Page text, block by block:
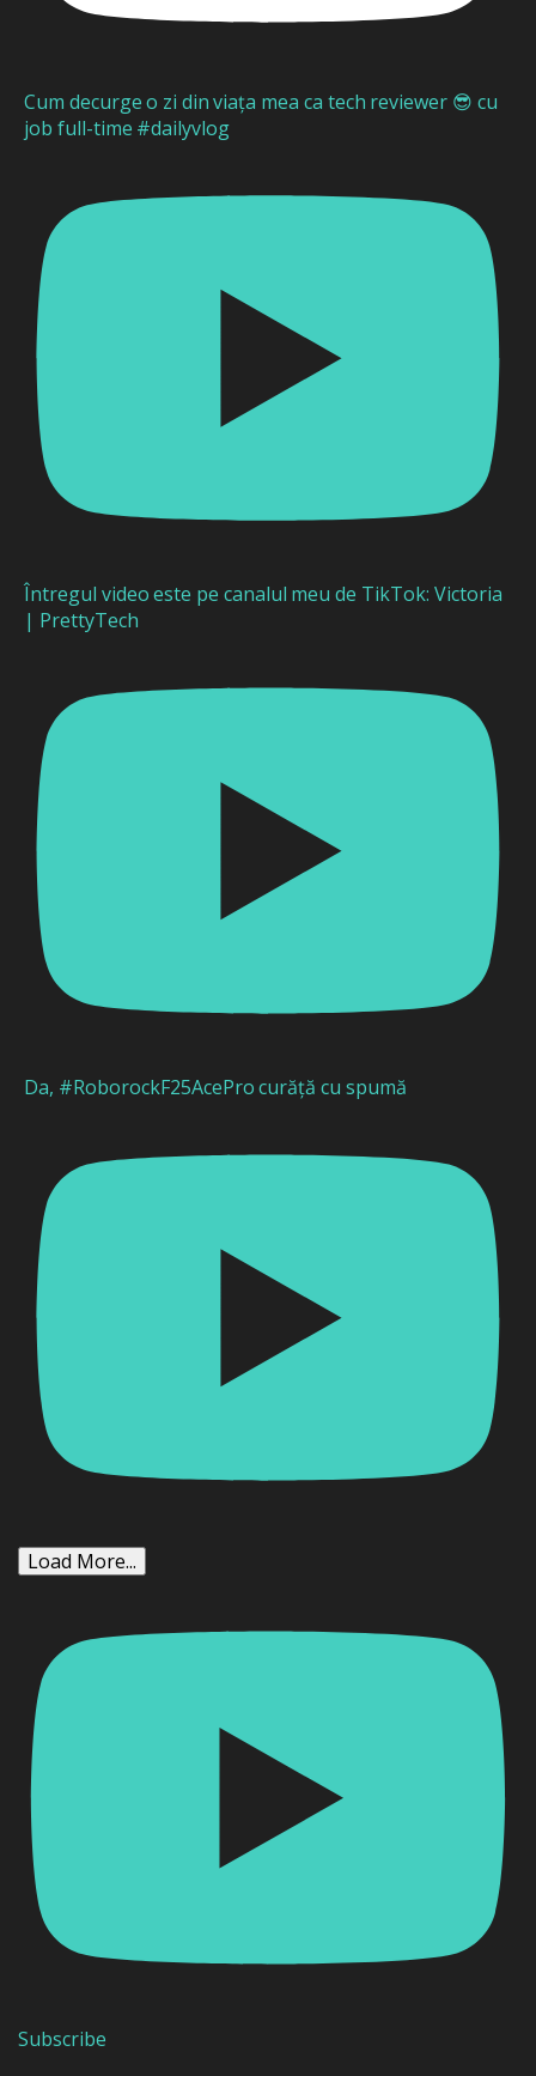
Cum decurge o zi din viața mea ca tech reviewer 😎 cu
job full-time #dailyvlog
Întregul video este pe canalul meu de TikTok: Victoria
| PrettyTech
Da, #RoborockF25AcePro curăță cu spumă
Load More...
Subscribe